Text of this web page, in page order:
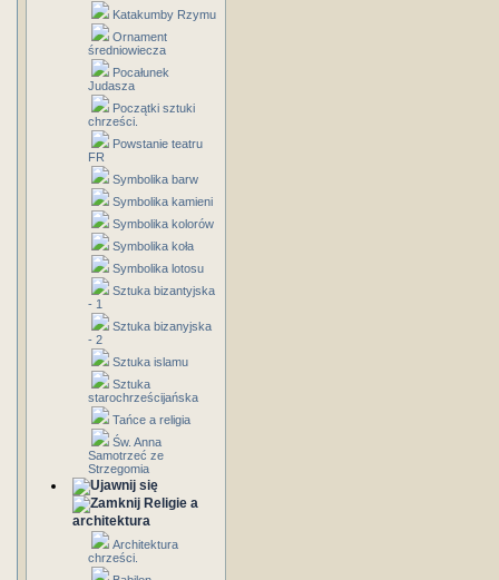
Katakumby Rzymu
Ornament
średniowiecza
Pocałunek
Judasza
Początki sztuki
chrześci.
Powstanie teatru
FR
Symbolika barw
Symbolika kamieni
Symbolika kolorów
Symbolika koła
Symbolika lotosu
Sztuka bizantyjska
- 1
Sztuka bizanyjska
- 2
Sztuka islamu
Sztuka
starochrześcijańska
Tańce a religia
Św. Anna
Samotrzeć ze
Strzegomia
Religie a
architektura
Architektura
chrześci.